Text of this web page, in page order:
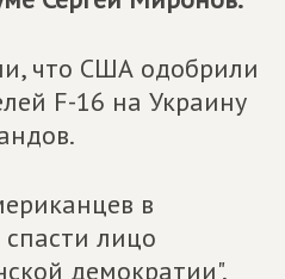
что США одобрили
F-16 на Украину
в
лицо
демократии".